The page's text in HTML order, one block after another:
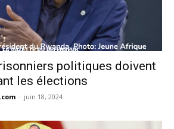
politiques doivent
les élections
- juin 18, 2024